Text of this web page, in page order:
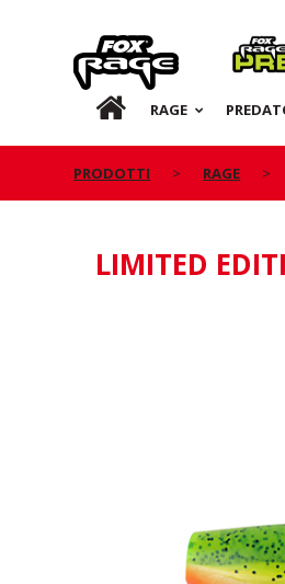
Rage
IT RAGE
PRODOTTI RAGE
LIMITED